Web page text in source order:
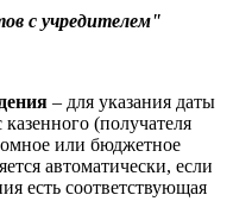
с учредителем"
– для указания даты
(получателя
или бюджетное
автоматически, если
есть соответствующая